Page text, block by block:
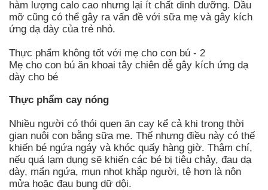
hàm lượng calo cao nhưng lại ít chất dinh dưỡng. Dầu
mỡ cũng có thể gây ra vấn đề với sữa mẹ và gây kích
ứng dạ dày của trẻ nhỏ.
Thực phẩm không tốt với mẹ cho con bú - 2
Mẹ cho con bú ăn khoai tây chiên dễ gây kích ứng dạ
dày cho bé
Thực phẩm cay nóng
Nhiều người có thói quen ăn cay kể cả khi trong thời
gian nuôi con bằng sữa mẹ. Thế nhưng điều này có thế
khiến bé ngứa ngáy và khóc quấy hàng giờ. Thậm chí,
nếu quá lạm dụng sẽ khiến các bé bị tiêu chảy, đau dạ
dày, mẩn ngứa, mụn nhọt khắp người, tệ hơn là nôn
mửa hoặc đau bụng dữ dội.